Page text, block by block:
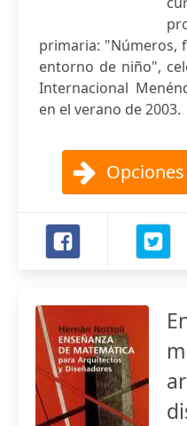
primaria: "Números,
entorno de niño",
Internacional
en el verano de 2003.